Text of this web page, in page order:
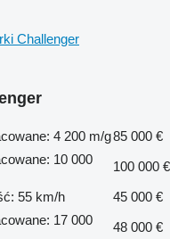
Challenger
4 200 m/g85 000 €
10 000
100 000 €
55 km/h
45 000 €
17 000
48 000 €